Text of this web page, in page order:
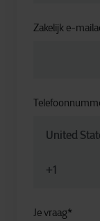
Zakelijk e-
Je vraag*